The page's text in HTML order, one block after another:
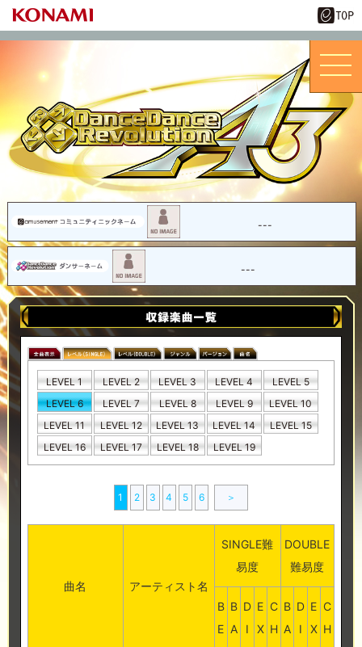
---
---
LEVEL 1 LEVEL 2 LEVEL 3 LEVEL 4
LEVEL 5
LEVEL 6
LEVEL 7 LEVEL 8 LEVEL 9
LEVEL 10
LEVEL 11
LEVEL 12 LEVEL 13 LEVEL 14
LEVEL 15
LEVEL 16
LEVEL 17 LEVEL 18 LEVEL 19
1 2 3 4 5 6 ＞
曲名 アーティスト名
SINGLE難
易度
DOUBLE
難易度
B
E
B
A
D
I
E
X
C
H
B
A
D
I
E
X
C
H